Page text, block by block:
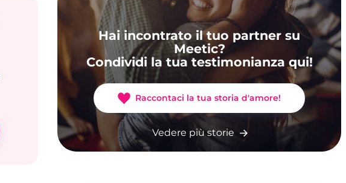
Hai incontrato il tuo partner su
Meetic?
Condividi la tua testimonianza qui!
Raccontaci la tua storia d'amore!
Vedere più storie